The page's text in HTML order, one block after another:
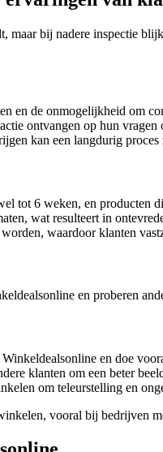
maar bij nadere inspectie
en de onmogelijkheid om
ontvangen op hun vragen
kan een langdurig
tot 6 weken, en producten
wat resulteert in
waardoor klanten
en proberen
en doe
klanten om een beter
om teleurstelling en
vooral bij bedrijven